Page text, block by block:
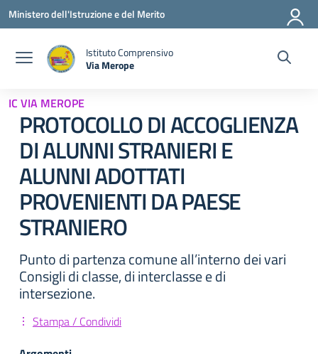
Vai ai contenuti
Vai al menu di navigazione
Vai al footer
Ministero dell'Istruzione e del Merito
Istituto Comprensivo
Via Merope
IC VIA MEROPE
PROTOCOLLO DI ACCOGLIENZA
DI ALUNNI STRANIERI E
ALUNNI ADOTTATI
PROVENIENTI DA PAESE
STRANIERO
Punto di partenza comune all’interno dei vari
Consigli di classe, di interclasse e di
intersezione.
Stampa / Condividi